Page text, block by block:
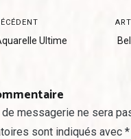
Ultime
messagerie ne sera
sont indiqués avec *